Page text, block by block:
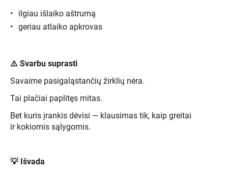
ilgiau išlaiko aštrumą
geriau atlaiko apkrovas
⚠️ Svarbu suprasti
Savaime pasigaląstančių žirklių nėra.
Tai plačiai paplitęs mitas.
Bet kuris įrankis dėvisi — klausimas tik, kaip greitai
ir kokiomis sąlygomis.
💡 Išvada